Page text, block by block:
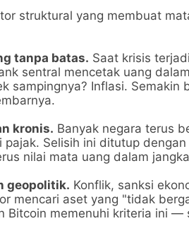
struktural yang membuat
tanpa batas. Saat krisis
sentral mencetak uang
sampingnya? Inflasi. Semakin
kronis. Banyak negara terus
pajak. Selisih ini ditutup
nilai mata uang dalam
geopolitik. Konflik, sanksi
mencari aset yang "tidak
Bitcoin memenuhi kriteria ini